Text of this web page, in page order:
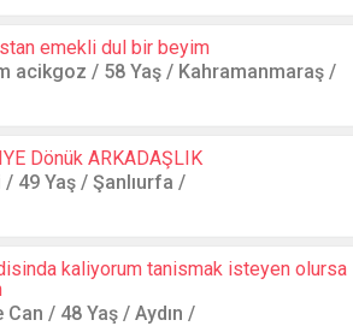
emekli dul bir beyim
acikgoz / 58 Yaş / Kahramanmaraş /
Dönük ARKADAŞLIK
/ 49 Yaş / Şanlıurfa /
kaliyorum tanismak isteyen olursa
Can / 48 Yaş / Aydın /